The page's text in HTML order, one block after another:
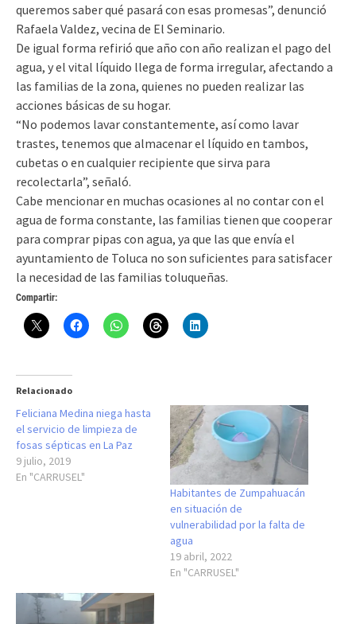
queremos saber qué pasará con esas promesas”, denunció
Rafaela Valdez, vecina de El Seminario.
De igual forma refirió que año con año realizan el pago del
agua, y el vital líquido llega de forma irregular, afectando a
las familias de la zona, quienes no pueden realizar las
acciones básicas de su hogar.
“No podemos lavar constantemente, así como lavar
trastes, tenemos que almacenar el líquido en tambos,
cubetas o en cualquier recipiente que sirva para
recolectarla”, señaló.
Cabe mencionar en muchas ocasiones al no contar con el
agua de forma constante, las familias tienen que cooperar
para comprar pipas con agua, ya que las que envía el
ayuntamiento de Toluca no son suficientes para satisfacer
la necesidad de las familias toluqueñas.
Compartir:
Relacionado
Feliciana Medina niega hasta
el servicio de limpieza de
fosas sépticas en La Paz
9 julio, 2019
En "CARRUSEL"
Habitantes de Zumpahuacán
en situación de
vulnerabilidad por la falta de
agua
19 abril, 2022
En "CARRUSEL"